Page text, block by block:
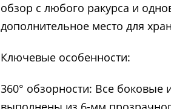
обзор с любого ракурса и
дополнительное место для
Ключевые особенности:
360° обзорности: Все боковые